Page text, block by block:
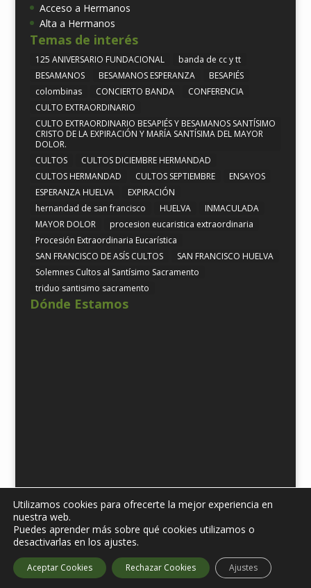
Acceso a Hermanos
Alta a Hermanos
Temas de interés
125 ANIVERSARIO FUNDACIONAL
banda de cc y tt
BESAMANOS
BESAMANOS ESPERANZA
BESAPIÉS
colombinas
CONCIERTO BANDA
CONFERENCIA
CULTO EXTRAORDINARIO
CULTO EXTRAORDINARIO BESAPIÉS Y BESAMANOS SANTÍSIMO
CRISTO DE LA EXPIRACIÓN Y MARÍA SANTÍSIMA DEL MAYOR
DOLOR.
CULTOS
CULTOS DICIEMBRE HERMANDAD
CULTOS HERMANDAD
CULTOS SEPTIEMBRE
ENSAYOS
ESPERANZA HUELVA
EXPIRACIÓN
hernandad de san francisco
HUELVA
INMACULADA
MAYOR DOLOR
procesion eucaristica extraordinaria
Procesión Extraordinaria Eucarística
SAN FRANCISCO DE ASÍS CULTOS
SAN FRANCISCO HUELVA
Solemnes Cultos al Santísimo Sacramento
triduo santisimo sacramento
Dónde Estamos
Diseñado poriNova Cloud. 2019 © Todos los derechos
reservados.| Política de Protección de datos| Aviso
Legal |
Utilizamos cookies para ofrecerte la mejor experiencia en
nuestra web.
Puedes aprender más sobre qué cookies utilizamos o
desactivarlas en los ajustes.
Aceptar Cookies Rechazar Cookies Ajustes